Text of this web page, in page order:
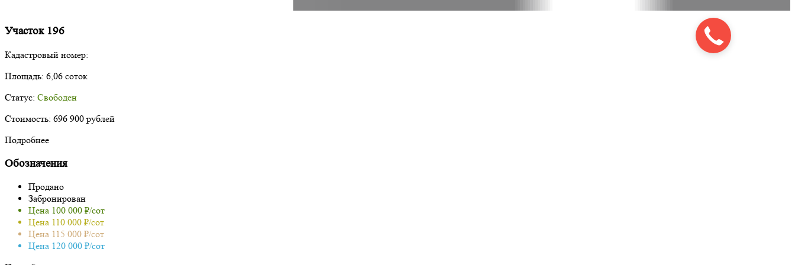
Участок 196
Кадастровый номер:
Площадь: 6,06 соток
Статус: Свободен
Стоимость: 696 900 рублей
Подробнее
Обозначения
Продано
Забронирован
Цена 100 000 ₽/сот
Цена 110 000 ₽/сот
Цена 115 000 ₽/сот
Цена 120 000 ₽/сот